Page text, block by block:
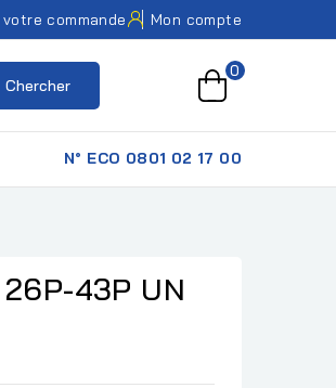
commande Mon compte
Chercher
0
N° ECO 0801 02 17 00
26P-43P UN